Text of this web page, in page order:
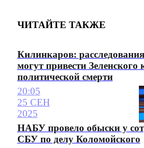
ЧИТАЙТЕ ТАКЖЕ
Килинкаров:
могут привести Зеленского
политической смерти
20:05
25 СЕН
2025
НАБУ провело обыски у
СБУ по делу Коломойского